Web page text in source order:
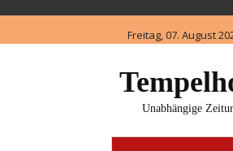
content
Freitag, 07. August
Unabhängige